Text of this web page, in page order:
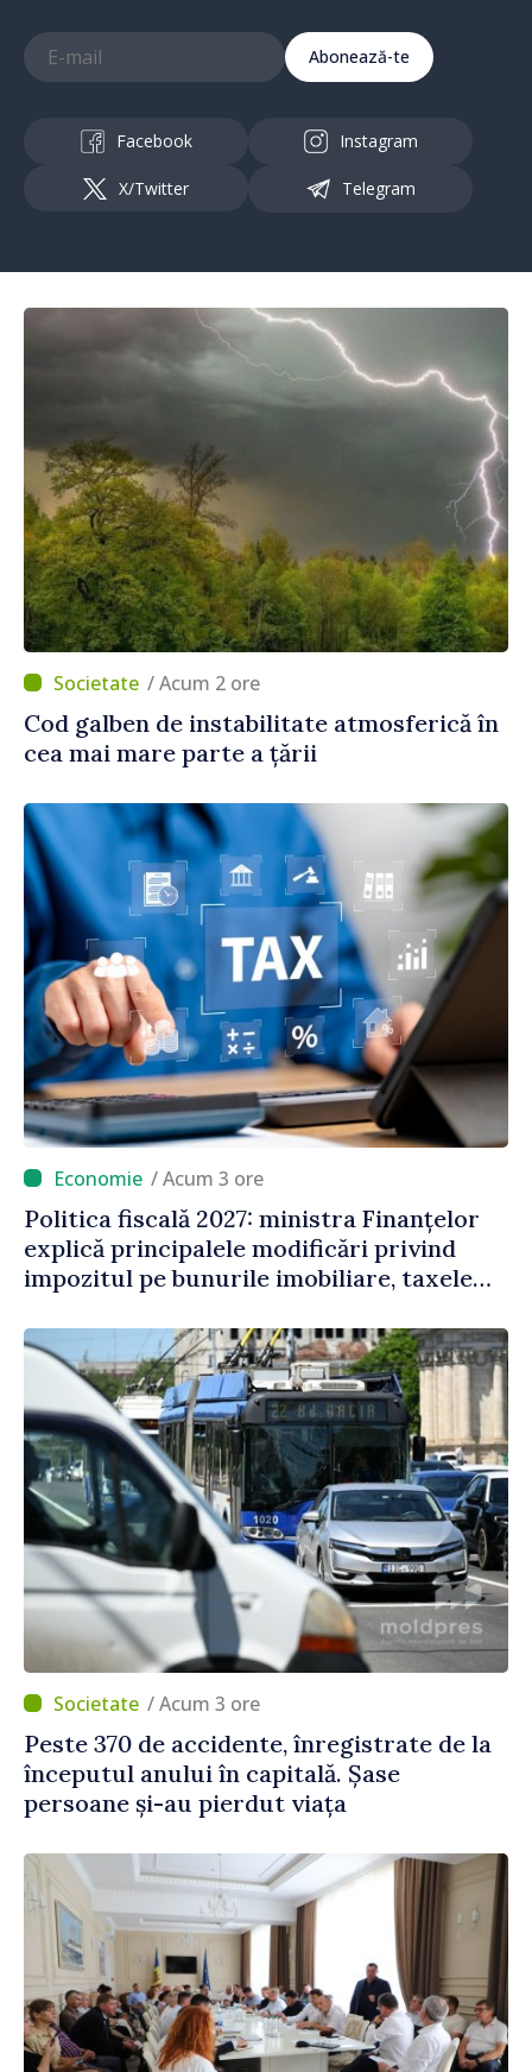
Abonează-te
Facebook Instagram
X/Twitter Telegram
/ Acum 2 ore
Cod galben de instabilitate atmosferică în
cea mai mare parte a țării
/ Acum 3 ore
Politica fiscală 2027: ministra Finanțelor
explică principalele modificări privind
impozitul pe bunurile imobiliare, taxele
/ Acum 3 ore
Peste 370 de accidente, înregistrate de la
începutul anului în capitală. Șase
persoane și-au pierdut viața